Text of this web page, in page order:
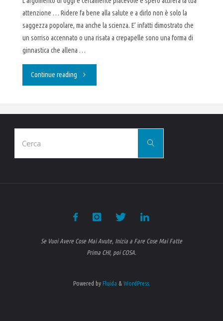
attenzione … Ridere fa bene alla salute e a dirlo non è solo la
saggezza popolare, ma anche la scienza. E’ infatti dimostrato che
un sorriso accennato o una risata a crepapelle sono una forma di
ginnastica che allena …
Continue reading "Ridere
salute
cervello"
Cerca
Se Vuoi Avere Cose Mai Avute, Inizia a Fare Cose Mai Fatte
Prima CHI, poi COSA.
Powered byFluida & WordPress.